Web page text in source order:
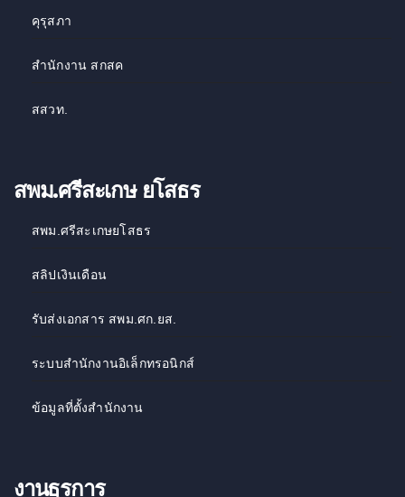
คุรุสภา
สำนักงาน สกสค
สสวท.
สพม.ศรีสะเกษ ยโสธร
สพม.ศรีสะเกษยโสธร
สลิปเงินเดือน
รับส่งเอกสาร สพม.ศก.ยส.
ระบบสำนักงานอิเล็กทรอนิกส์
ข้อมูลที่ตั้งสำนักงาน
งานธุรการ